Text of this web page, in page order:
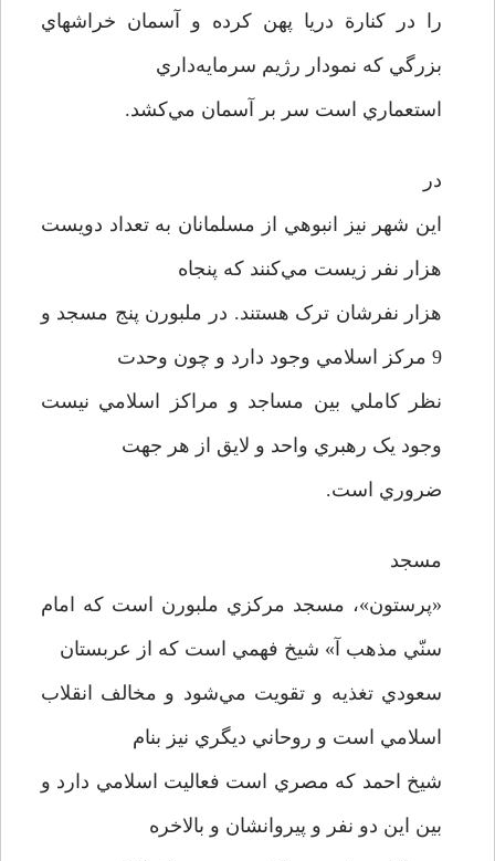
را در کنارة دريا پهن کرده و آسمان خراشهاي
بزرگي که نمودار رژيم سرمايه‌داري
استعماري است سر بر آسمان مي‌کشد.
در
اين شهر نيز انبوهي از مسلمانان به تعداد دويست
هزار نفر زيست مي‌کنند که پنجاه
هزار نفرشان ترک هستند. در ملبورن پنج مسجد و
9 مرکز اسلامي وجود دارد و چون وحدت
نظر کاملي بين مساجد و مراکز اسلامي نيست
وجود يک رهبري واحد و لايق از هر جهت
ضروري است.
مسجد
«پرستون»، مسجد مرکزي ملبورن است که امام
سنّي مذهب آ» شيخ فهمي است که از عربستان
سعودي تغذيه و تقويت مي‌شود و مخالف انقلاب
اسلامي است و روحاني ديگري نيز بنام
شيخ احمد که مصري است فعاليت اسلامي دارد و
بين اين دو نفر و پيروانشان و بالاخره